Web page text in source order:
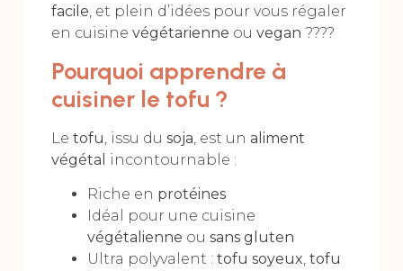
facile, et plein d’idées pour vous régaler
en cuisine végétarienne ou vegan ????
Pourquoi apprendre à
cuisiner le tofu ?
Le tofu , issu du soja , est un aliment
végétal incontournable :
Riche en protéines
Idéal pour une cuisine
végétalienne ou sans gluten
Ultra polyvalent : tofu soyeux, tofu